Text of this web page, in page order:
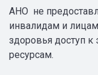
АНО не
инвалидам и
здоровья доступ
ресурсам.